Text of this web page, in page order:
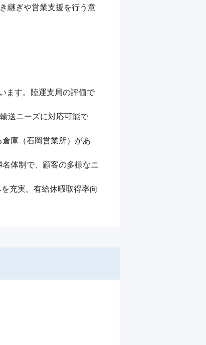
継ぎや営業支援を行う意
ます。陸運支局の評価で
送ニーズに対応可能で
庫（石岡営業所）があ
体制で、顧客の多様なニ
充実。有給休暇取得率向